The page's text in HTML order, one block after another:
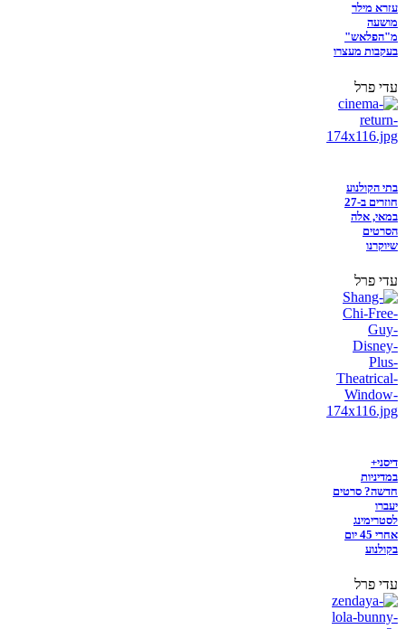
עזרא מילר
מושעה
מ"הפלאש"
בעקבות מעצרו
עדי פרל
בתי הקולנוע
חוזרים ב-27
במאי, אלה
הסרטים
שיוקרנו
עדי פרל
דיסני+
במדיניות
חדשה? סרטים
יעברו
לסטרימינג
אחרי 45 יום
בקולנוע
עדי פרל